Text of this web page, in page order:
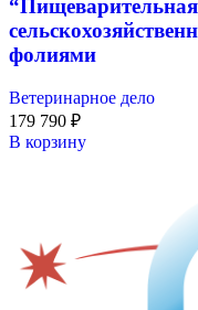
“Пищеварительная
фолиями
Ветеринарное дело
179 790 ₽
В корзину